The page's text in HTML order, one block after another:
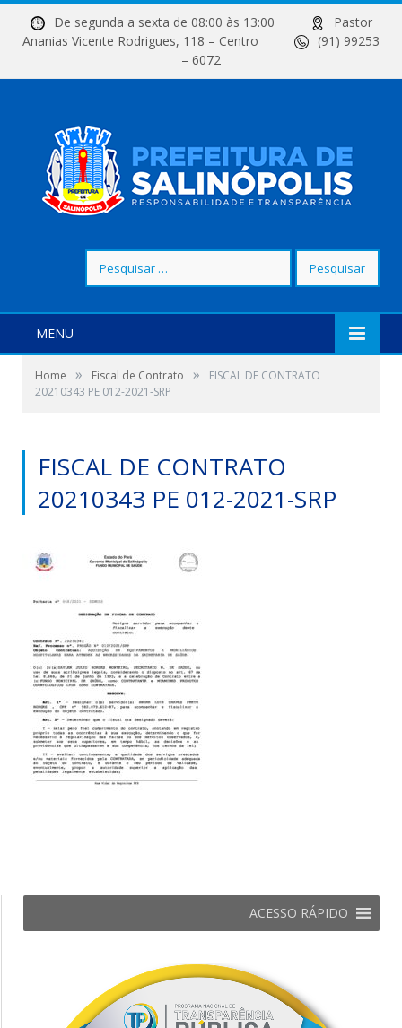
De segunda a sexta de 08:00 às 13:00
Pastor
Ananias Vicente Rodrigues, 118 – Centro
(91) 99253
– 6072
por:
MENU
Home » Fiscal de Contrato »
FISCAL DE CONTRATO
20210343 PE 012-2021-SRP
FISCAL DE CONTRATO
20210343 PE 012-2021-SRP
ACESSO RÁPIDO